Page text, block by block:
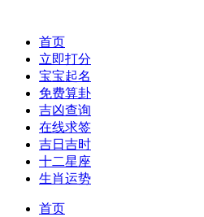
首页
立即打分
宝宝起名
免费算卦
吉凶查询
在线求签
吉日吉时
十二星座
生肖运势
首页